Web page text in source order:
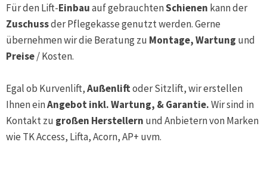
Für den Lift-Einbauauf gebrauchtenSchienen kann der
Zuschussder Pflegekasse genutzt werden. Gerne
übernehmen wir die Beratung zu Montage, Wartung und
Preise/ Kosten.
Egal ob Kurvenlift,Außenliftoder Sitzlift, wir erstellen
Ihnen einAngebot inkl. Wartung, & Garantie.Wir sind in
Kontakt zu großen Herstellern und Anbietern von Marken
wie TK Access, Lifta, Acorn, AP+ uvm.